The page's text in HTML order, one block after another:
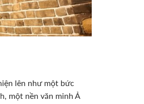
lên như một bức
một nền văn minh Ả